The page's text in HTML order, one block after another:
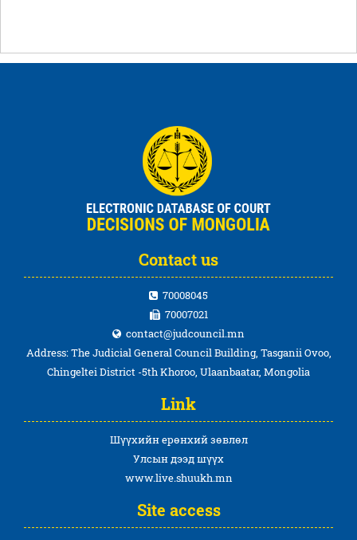
Contact us
70008045
70007021
contact@judcouncil.mn
Address: The Judicial General Council Building, Tasganii Ovoo,
Chingeltei District -5th Khoroo, Ulaanbaatar, Mongolia
Link
Шүүхийн ерөнхий зөвлөл
Улсын дээд шүүх
www.live.shuukh.mn
Site access